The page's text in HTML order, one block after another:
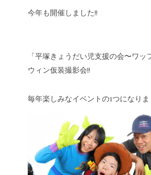
今年も開催しました!!
「平塚きょうだい児支援の会〜ワッ
ウィン仮装撮影会!!
毎年楽しみなイベントの1つになりま